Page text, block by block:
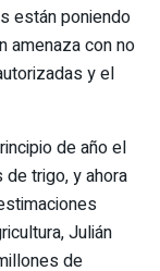
están poniendo
amenaza con no
y el
de año el
trigo, y ahora
Julián
de